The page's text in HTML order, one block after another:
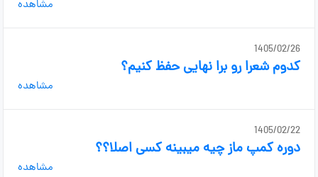
مشاهده
1405/02/26
کدوم شعرا رو برا نهایی حفظ کنیم؟
مشاهده
1405/02/22
دوره کمپ ماز چیه میبینه کسی اصلا؟؟
مشاهده